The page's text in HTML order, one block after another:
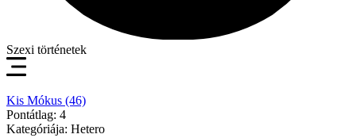
Szexi történetek
Kis Mókus (46)
Pontátlag: 4
Kategóriája: Hetero